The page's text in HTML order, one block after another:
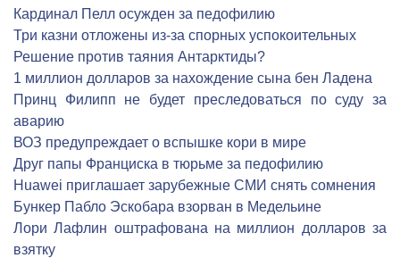
Кардинал Пелл осужден за педофилию
Три казни отложены из-за спорных успокоительных
Решение против таяния Антарктиды?
1 миллион долларов за нахождение сына бен Ладена
Принц Филипп не будет преследоваться по суду за
аварию
ВОЗ предупреждает о вспышке кори в мире
Друг папы Франциска в тюрьме за педофилию
Huawei приглашает зарубежные СМИ снять сомнения
Бункер Пабло Эскобара взорван в Медельине
Лори Лафлин оштрафована на миллион долларов за
взятку